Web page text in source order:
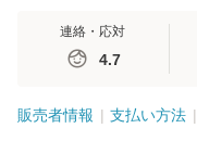
連絡・応対
4.7
販売者情報 支払い方法